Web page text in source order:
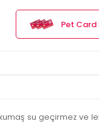
Pet Card
su geçirmez ve